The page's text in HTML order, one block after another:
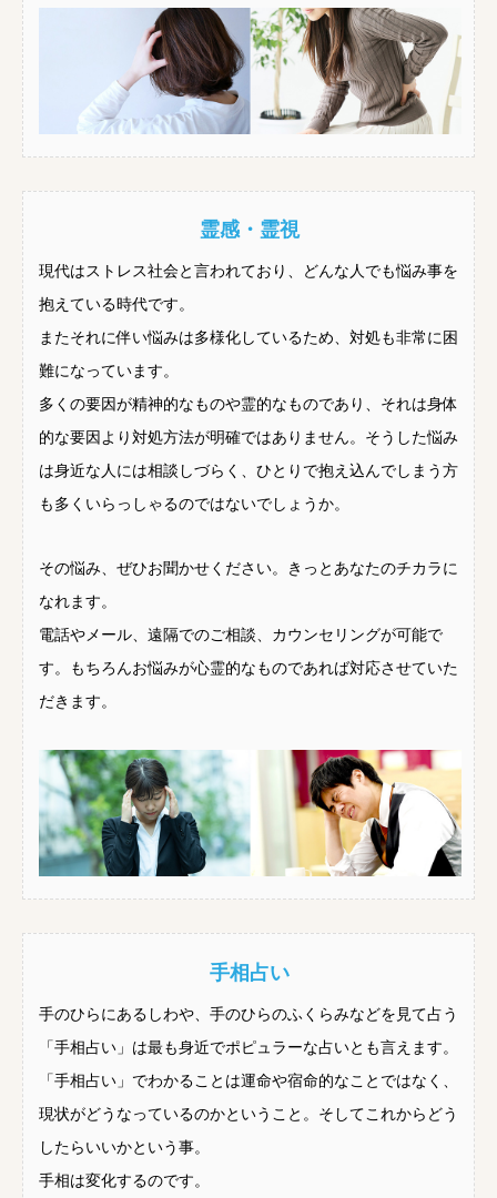
霊感・霊視
現代はストレス社会と言われており、どんな人でも悩み事を
抱えている時代です。
またそれに伴い悩みは多様化しているため、対処も非常に困
難になっています。
多くの要因が精神的なものや霊的なものであり、それは身体
的な要因より対処方法が明確ではありません。そうした悩み
は身近な人には相談しづらく、ひとりで抱え込んでしまう方
も多くいらっしゃるのではないでしょうか。
その悩み、ぜひお聞かせください。きっとあなたのチカラに
なれます。
電話やメール、遠隔でのご相談、カウンセリングが可能で
す。もちろんお悩みが心霊的なものであれば対応させていた
だきます。
手相占い
手のひらにあるしわや、手のひらのふくらみなどを見て占う
「手相占い」は最も身近でポピュラーな占いとも言えます。
「手相占い」でわかることは運命や宿命的なことではなく、
現状がどうなっているのかということ。そしてこれからどう
したらいいかという事。
手相は変化するのです。